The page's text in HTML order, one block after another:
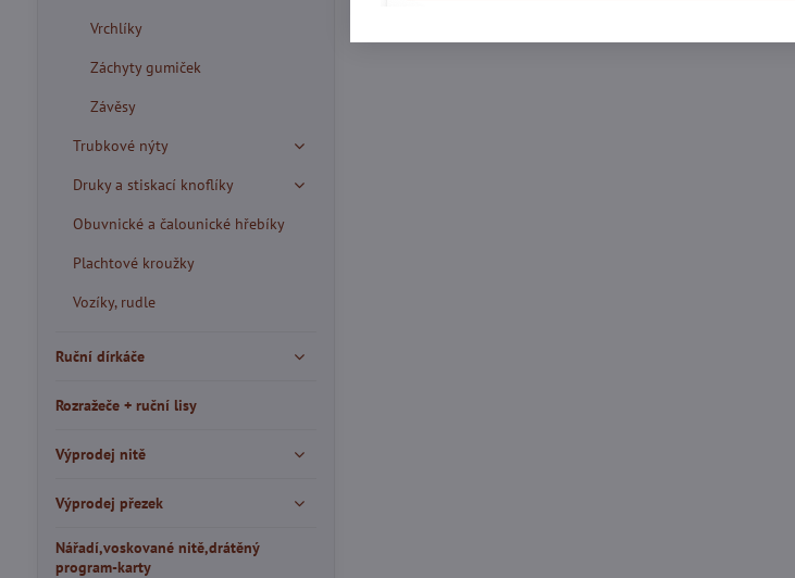
Vrchlíky
Záchyty gumiček
Závěsy
Trubkové nýty
Druky a stiskací knoflíky
Obuvnické a čalounické hřebíky
Plachtové kroužky
Vozíky, rudle
Ruční dírkáče
Rozražeče + ruční lisy
Výprodej nitě
Výprodej přezek
Nářadí,voskované nitě,drátěný
program-karty